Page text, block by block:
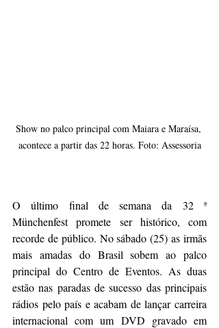
Show no palco principal com Maiara e Maraísa,
acontece a partir das 22 horas. Foto: Assessoria
O último final de semana da 32 ª
Münchenfest promete ser histórico, com
recorde de público. No sábado (25) as irmãs
mais amadas do Brasil sobem ao palco
principal do Centro de Eventos. As duas
estão nas paradas de sucesso das principais
rádios pelo país e acabam de lançar carreira
internacional com um DVD gravado em